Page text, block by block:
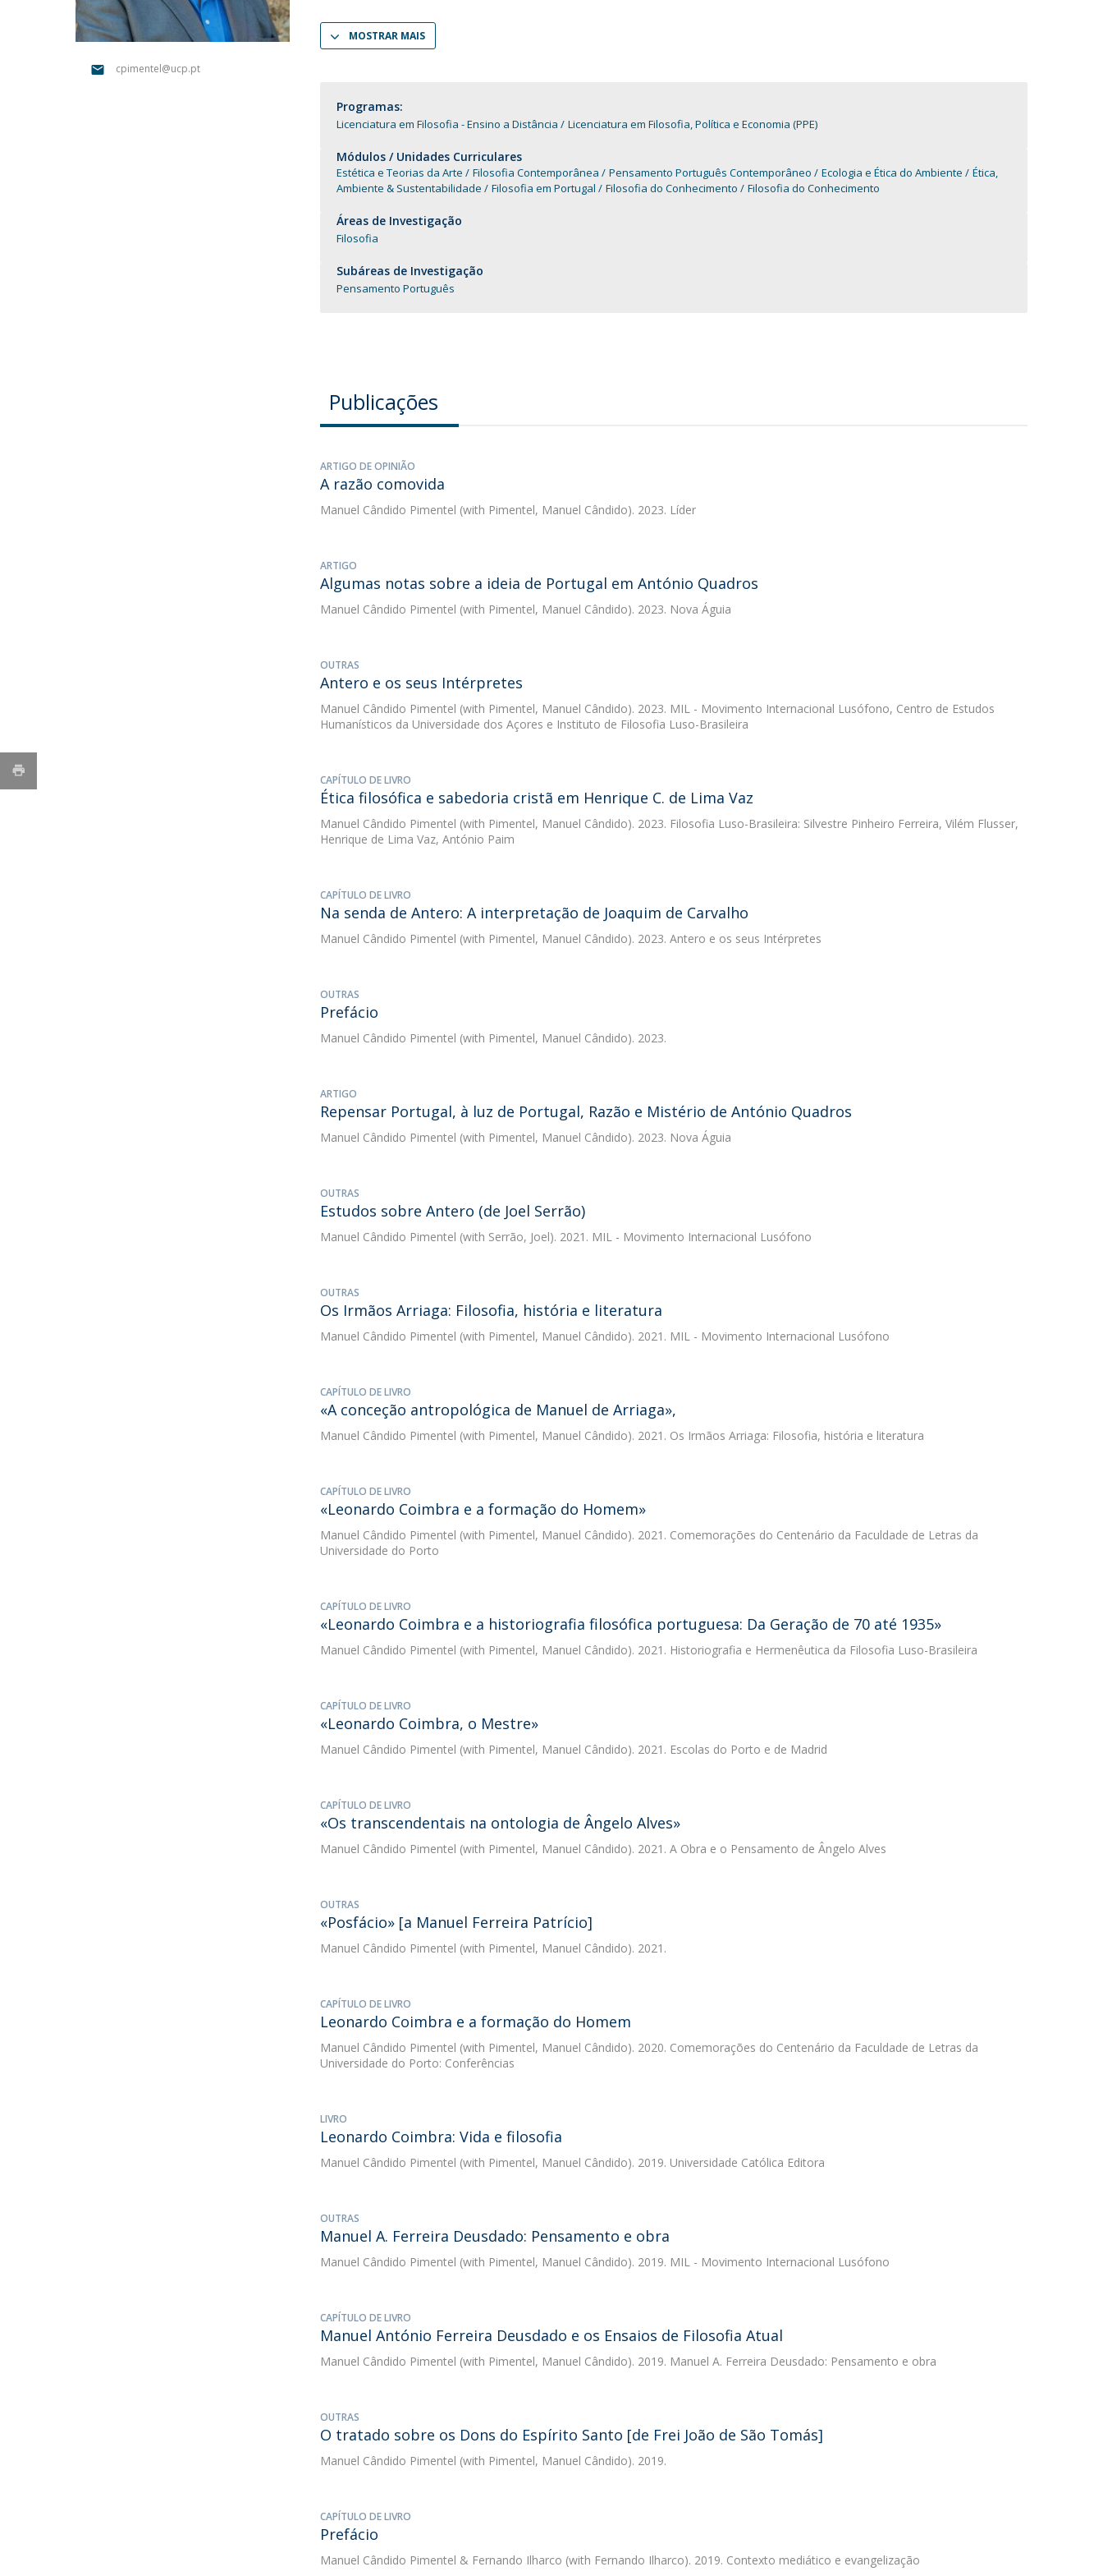
MYFCH Doutoramentos
Portuguesa
Católica Research Centre for Psychological, Family and
Social Wellbeing
cpimentel@ucp.pt
MOSTRAR MAIS
Programas:
Licenciatura em Filosofia - Ensino a Distância Licenciatura em Filosofia, Política e Economia (PPE)
Módulos / Unidades Curriculares
Estética e Teorias da Arte Filosofia Contemporânea Pensamento Português Contemporâneo Ecologia e Ética do Ambiente
Ética,
Ambiente & Sustentabilidade
Filosofia em Portugal Filosofia do Conhecimento Filosofia do Conhecimento
Áreas de Investigação
Filosofia
Subáreas de Investigação
Pensamento Português
Publicações
ARTIGO DE OPINIÃO
A razão comovida
Manuel Cândido Pimentel (with Pimentel, Manuel Cândido). 2023. Líder
ARTIGO
Algumas notas sobre a ideia de Portugal em António Quadros
Manuel Cândido Pimentel (with Pimentel, Manuel Cândido). 2023. Nova Águia
OUTRAS
Antero e os seus Intérpretes
Manuel Cândido Pimentel (with Pimentel, Manuel Cândido). 2023. MIL - Movimento Internacional Lusófono, Centro de Estudos
Humanísticos da Universidade dos Açores e Instituto de Filosofia Luso-Brasileira
CAPÍTULO DE LIVRO
Ética filosófica e sabedoria cristã em Henrique C. de Lima Vaz
Manuel Cândido Pimentel (with Pimentel, Manuel Cândido). 2023. Filosofia Luso-Brasileira: Silvestre Pinheiro Ferreira, Vilém Flusser,
Henrique de Lima Vaz, António Paim
CAPÍTULO DE LIVRO
Na senda de Antero: A interpretação de Joaquim de Carvalho
Manuel Cândido Pimentel (with Pimentel, Manuel Cândido). 2023. Antero e os seus Intérpretes
OUTRAS
Prefácio
Manuel Cândido Pimentel (with Pimentel, Manuel Cândido). 2023.
ARTIGO
Repensar Portugal, à luz de Portugal, Razão e Mistério de António Quadros
Manuel Cândido Pimentel (with Pimentel, Manuel Cândido). 2023. Nova Águia
OUTRAS
Estudos sobre Antero (de Joel Serrão)
Manuel Cândido Pimentel (with Serrão, Joel). 2021. MIL - Movimento Internacional Lusófono
OUTRAS
Os Irmãos Arriaga: Filosofia, história e literatura
Manuel Cândido Pimentel (with Pimentel, Manuel Cândido). 2021. MIL - Movimento Internacional Lusófono
CAPÍTULO DE LIVRO
«A conceção antropológica de Manuel de Arriaga»,
Manuel Cândido Pimentel (with Pimentel, Manuel Cândido). 2021. Os Irmãos Arriaga: Filosofia, história e literatura
CAPÍTULO DE LIVRO
«Leonardo Coimbra e a formação do Homem»
Manuel Cândido Pimentel (with Pimentel, Manuel Cândido). 2021. Comemorações do Centenário da Faculdade de Letras da
Universidade do Porto
CAPÍTULO DE LIVRO
«Leonardo Coimbra e a historiografia filosófica portuguesa: Da Geração de 70 até 1935»
Manuel Cândido Pimentel (with Pimentel, Manuel Cândido). 2021. Historiografia e Hermenêutica da Filosofia Luso-Brasileira
CAPÍTULO DE LIVRO
«Leonardo Coimbra, o Mestre»
Manuel Cândido Pimentel (with Pimentel, Manuel Cândido). 2021. Escolas do Porto e de Madrid
CAPÍTULO DE LIVRO
«Os transcendentais na ontologia de Ângelo Alves»
Manuel Cândido Pimentel (with Pimentel, Manuel Cândido). 2021. A Obra e o Pensamento de Ângelo Alves
OUTRAS
«Posfácio» [a Manuel Ferreira Patrício]
Manuel Cândido Pimentel (with Pimentel, Manuel Cândido). 2021.
CAPÍTULO DE LIVRO
Leonardo Coimbra e a formação do Homem
Manuel Cândido Pimentel (with Pimentel, Manuel Cândido). 2020. Comemorações do Centenário da Faculdade de Letras da
Universidade do Porto: Conferências
LIVRO
Leonardo Coimbra: Vida e filosofia
Manuel Cândido Pimentel (with Pimentel, Manuel Cândido). 2019. Universidade Católica Editora
OUTRAS
Manuel A. Ferreira Deusdado: Pensamento e obra
Manuel Cândido Pimentel (with Pimentel, Manuel Cândido). 2019. MIL - Movimento Internacional Lusófono
CAPÍTULO DE LIVRO
Manuel António Ferreira Deusdado e os Ensaios de Filosofia Atual
Manuel Cândido Pimentel (with Pimentel, Manuel Cândido). 2019. Manuel A. Ferreira Deusdado: Pensamento e obra
OUTRAS
O tratado sobre os Dons do Espírito Santo [de Frei João de São Tomás]
Manuel Cândido Pimentel (with Pimentel, Manuel Cândido). 2019.
CAPÍTULO DE LIVRO
Prefácio
Manuel Cândido Pimentel & Fernando Ilharco (with Fernando Ilharco). 2019. Contexto mediático e evangelização